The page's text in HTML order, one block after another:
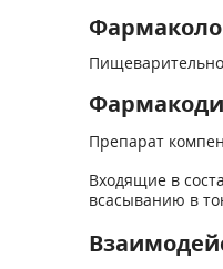
Препарат
Входящие в
всасыванию в